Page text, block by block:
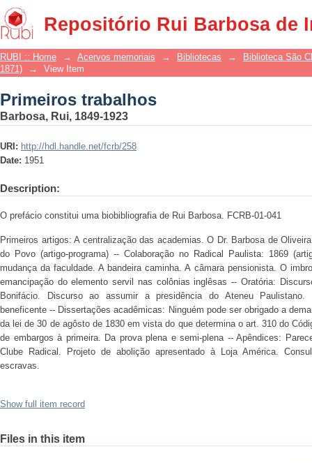
Repositório Rui Barbosa de
Primeiros trabalhos
RUBI :: Home → Acervos memoriais → Bibliotecas →
Biblioteca São
1871)
→ View Item
Primeiros trabalhos
Barbosa, Rui, 1849-1923
URI: http://hdl.handle.net/fcrb/258
Date: 1951
Description:
O prefácio constitui uma biobibliografia de Rui Barbosa. FCRB-01-041
Primeiros artigos: A centralização das academias. O Dr. Barbosa de
do Povo (artigo-programa) -- Colaboração no Radical Paulista: 1869
mudança da faculdade. A bandeira caminha. A câmara pensionista. O
emancipação do elemento servil nas colônias inglêsas -- Oratória:
Bonifácio. Discurso ao assumir a presidência do Ateneu Paulistano.
beneficente -- Dissertações acadêmicas: Ninguém pode ser obrigado a
da lei de 30 de agôsto de 1830 em vista do que determina o art. 310 do
de embargos à primeira. Da prova plena e semi-plena -- Apêndices:
Clube Radical. Projeto de abolição apresentado à Loja América.
escravas.
Show full item record
Files in this item